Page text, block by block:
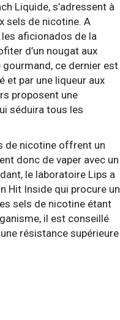
Liquide, s’adressent à
sels de nicotine. A
aficionados de la
d’un nougat aux
ce dernier est
et par une liqueur aux
proposent une
séduira tous les
de nicotine offrent un
donc de vaper avec un
le laboratoire Lips a
Hit Inside qui procure un
sels de nicotine étant
il est conseillé
résistance supérieure